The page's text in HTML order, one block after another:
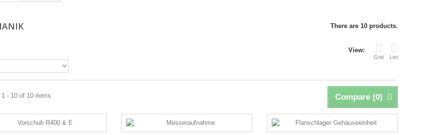
There are 10 products.
View:
Grid List
Compare (0)
1 - 10 of 10 items